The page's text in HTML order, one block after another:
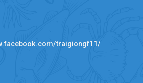
traigiongf11/